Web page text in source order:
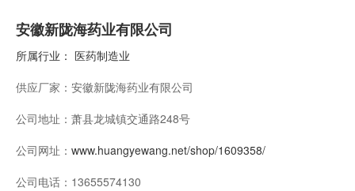
安徽新陇海药业有限公司
所属行业： 医药制造业
供应厂家： 安徽新陇海药业有限公司
公司地址： 萧县龙城镇交通路248号
公司网址： www.huangyewang.net/shop/1609358/
公司电话： 13655574130